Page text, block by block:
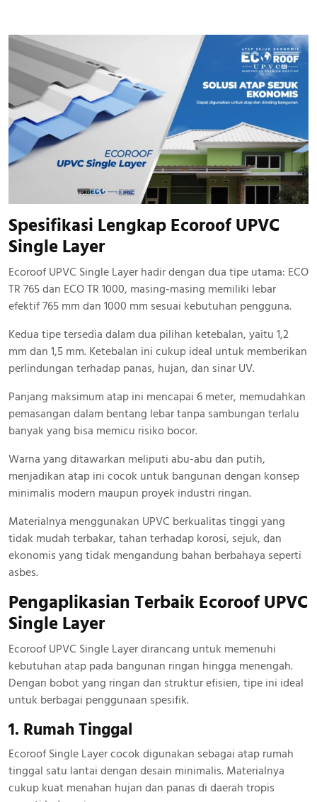
Spesifikasi Lengkap Ecoroof UPVC
Single Layer
Ecoroof UPVC Single Layer hadir dengan dua tipe utama: ECO
TR 765 dan ECO TR 1000, masing-masing memiliki lebar
efektif 765 mm dan 1000 mm sesuai kebutuhan pengguna.
Kedua tipe tersedia dalam dua pilihan ketebalan, yaitu 1,2
mm dan 1,5 mm. Ketebalan ini cukup ideal untuk memberikan
perlindungan terhadap panas, hujan, dan sinar UV.
Panjang maksimum atap ini mencapai 6 meter, memudahkan
pemasangan dalam bentang lebar tanpa sambungan terlalu
banyak yang bisa memicu risiko bocor.
Warna yang ditawarkan meliputi abu-abu dan putih,
menjadikan atap ini cocok untuk bangunan dengan konsep
minimalis modern maupun proyek industri ringan.
Materialnya menggunakan UPVC berkualitas tinggi yang
tidak mudah terbakar, tahan terhadap korosi, sejuk, dan
ekonomis yang tidak mengandung bahan berbahaya seperti
asbes.
Pengaplikasian Terbaik Ecoroof UPVC
Single Layer
Ecoroof UPVC Single Layer dirancang untuk memenuhi
kebutuhan atap pada bangunan ringan hingga menengah.
Dengan bobot yang ringan dan struktur efisien, tipe ini ideal
untuk berbagai penggunaan spesifik.
1. Rumah Tinggal
Ecoroof Single Layer cocok digunakan sebagai atap rumah
tinggal satu lantai dengan desain minimalis. Materialnya
cukup kuat menahan hujan dan panas di daerah tropis